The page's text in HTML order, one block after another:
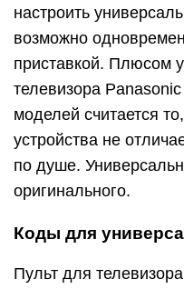
настроить
возможно
приставкой. Плюсом
телевизора
моделей считается
устройства не
по душе.
оригинального.
Коды для
Пульт для